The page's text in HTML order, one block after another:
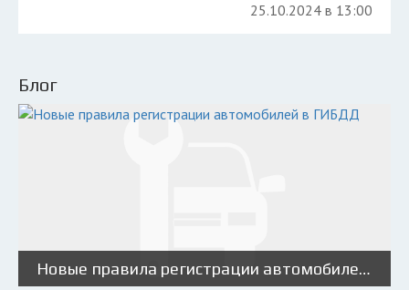
25.10.2024 в 13:00
Блог
Новые правила регистрации автомобилей в ГИБДД